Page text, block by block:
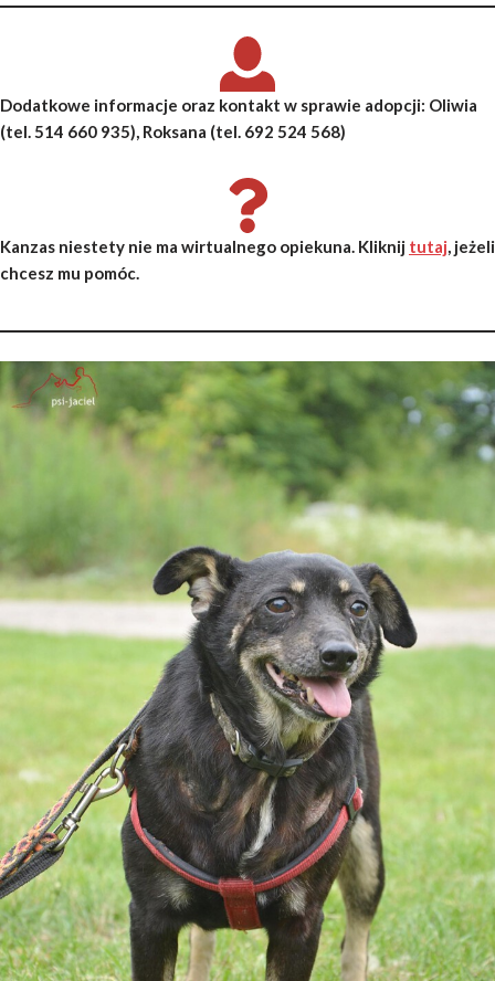
Dodatkowe informacje oraz kontakt w sprawie adopcji: Oliwia
(tel. 514 660 935), Roksana (tel. 692 524 568)
Kanzas niestety nie ma wirtualnego opiekuna. Kliknij tutaj, jeżeli
chcesz mu pomóc.